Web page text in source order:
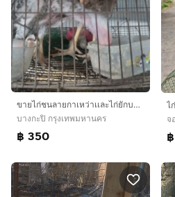
ขายไก่ชนลายกาเหว่าเเละไก่ยักบลาซิล
บางกะปิ กรุงเทพมหานคร
฿ 350
ไ
จ